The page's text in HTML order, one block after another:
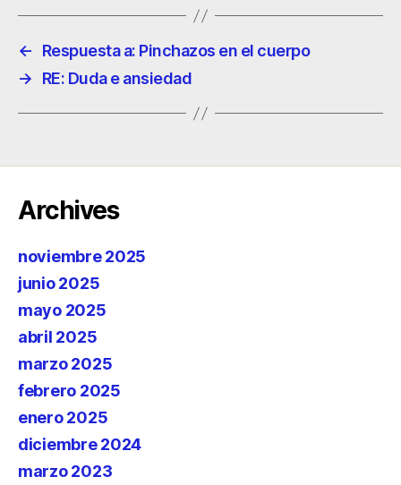
←
Respuesta a: Pinchazos en el cuerpo
→
RE: Duda e ansiedad
Archives
noviembre 2025
junio 2025
mayo 2025
abril 2025
marzo 2025
febrero 2025
enero 2025
diciembre 2024
marzo 2023